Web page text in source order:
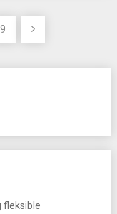
9
fleksible